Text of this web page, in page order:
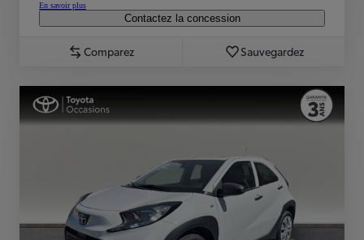
En savoir plus
Contactez la concession
Comparez Sauvegardez